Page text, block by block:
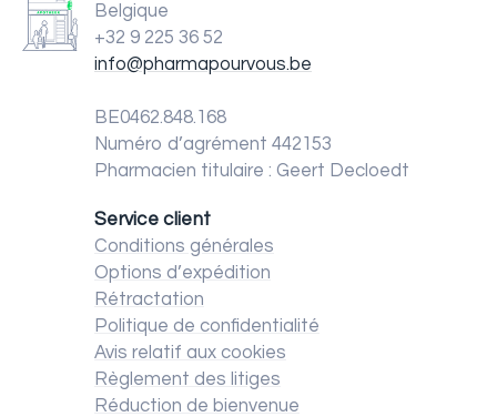
Belgique
+32 9 225 36 52
info@pharmapourvous.be
BE0462.848.168
Numéro d’agrément 442153
Pharmacien titulaire : Geert Decloedt
Service client
Conditions générales
Options d’expédition
Rétractation
Politique de confidentialité
Avis relatif aux cookies
Règlement des litiges
Réduction de bienvenue